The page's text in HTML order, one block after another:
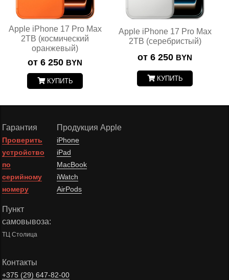
Apple iPhone 17 Pro Max
2TB (космический
оранжевый)
от 6 250 BYN
КУПИТЬ
Apple iPhone 17 Pro Max
2TB (серебристый)
от 6 250 BYN
КУПИТЬ
Гарантия
Проверить
устройство
по
серийному
номеру
Пункт
самовывоза:
ТЦ Столица
Продукция Apple
iPhone
iPad
MacBook
iWatch
AirPods
Контакты
+375 (29)647-82-00